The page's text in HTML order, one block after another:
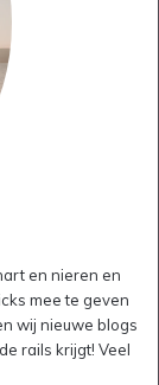
en nieren en
mee te geven
wij nieuwe blogs
rails krijgt! Veel